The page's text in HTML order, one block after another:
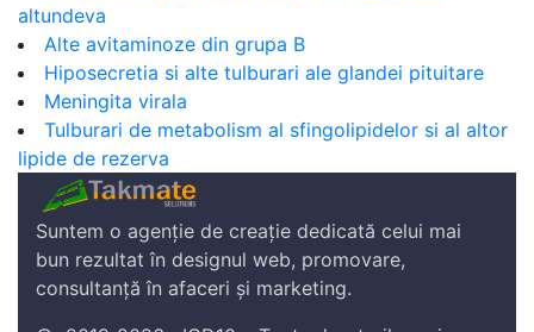
altundeva
Alte avitaminoze din grupa B
Hiposecretia si alte tulburari ale glandei pituitare
Meningita virala
Tulburari de metabolism al sfingolipidelor si al altor
lipide de rezerva
Suntem o agenție de creație dedicată celui mai
bun rezultat în designul web, promovare,
consultanță în afaceri și marketing.